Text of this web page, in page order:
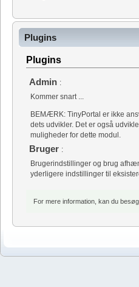
Plugins
Plugins
Admin :
Kommer snart ...
BEMÆRK: TinyPortal er ikke
dets udvikler. Det er også
muligheder for dette modul.
Bruger :
Brugerindstillinger og brug
yderligere indstillinger til
For mere information, kan du